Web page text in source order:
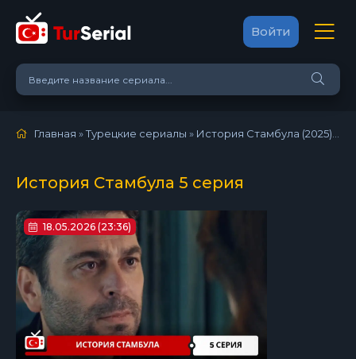
Войти
Главная »Турецкие сериалы » История Стамбула (2025)
История Стамбула 5 серия
18.05.2026 (23:36)